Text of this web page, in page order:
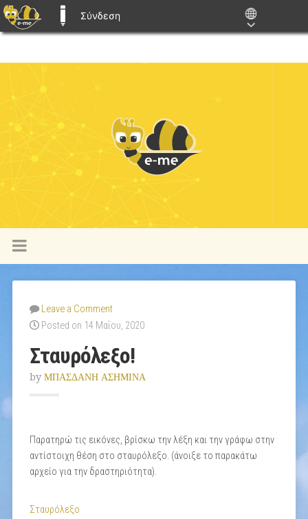
E-ME BLOGS
Σύνδεση
Leave a Comment
Posted on 14 Μαΐου, 2020
Σταυρόλεξο!
by ΜΠΑΣΔΑΝΗ ΑΣΗΜΙΝΑ
Παρατηρώ τις εικόνες, βρίσκω την λέξη και την γράφω στην
αντίστοιχη θέση στο σταυρόλεξο. (άνοιξε το παρακάτω
αρχείο για την δραστηριότητα).
Σταυρόλεξο